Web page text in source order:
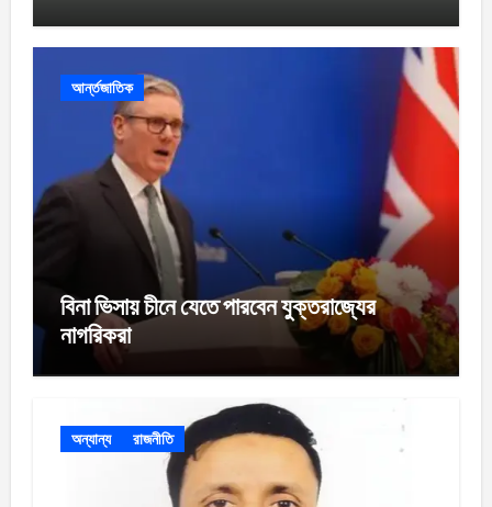
আর্ন্তজাতিক
বিনা ভিসায় চীনে যেতে পারবেন যুক্তরাজ্যের
নাগরিকরা
অন্যান্য রাজনীতি